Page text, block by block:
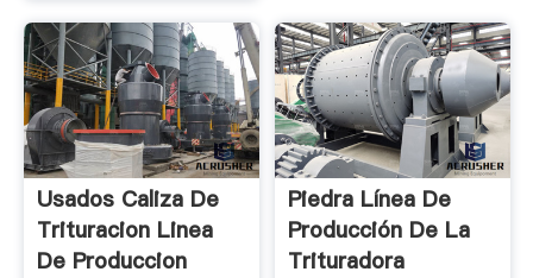
Usados Caliza De
Trituracion Linea
De Produccion
Piedra Línea De
Producción De La
Trituradora